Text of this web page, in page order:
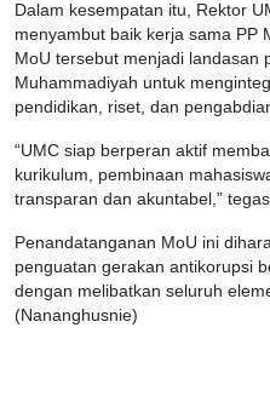
Dalam kesempatan itu, Rektor
menyambut baik kerja sama PP
MoU tersebut menjadi landasan
Muhammadiyah untuk
pendidikan, riset, dan
“UMC siap berperan aktif
kurikulum, pembinaan
transparan dan akuntabel,” tegas
Penandatanganan MoU ini
penguatan gerakan antikorupsi
dengan melibatkan seluruh
(Nananghusnie)